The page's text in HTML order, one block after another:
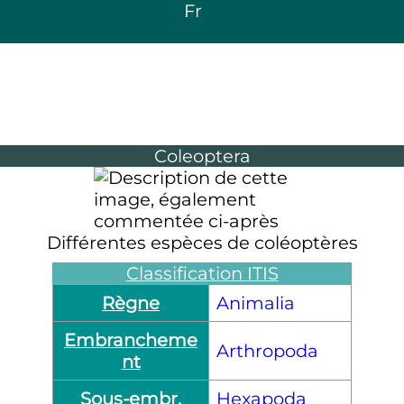
Fr
Coleoptera
Différentes espèces de coléoptères
Classification ITIS
Règne
Animalia
Embrancheme
nt
Arthropoda
Sous-embr.
Hexapoda